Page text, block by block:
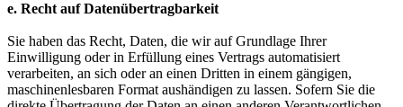
e. Recht auf Datenübertragbarkeit
Sie haben das Recht, Daten, die wir auf Grundlage Ihrer
Einwilligung oder in Erfüllung eines Vertrags automatisiert
verarbeiten, an sich oder an einen Dritten in einem gängigen,
maschinenlesbaren Format aushändigen zu lassen. Sofern Sie die